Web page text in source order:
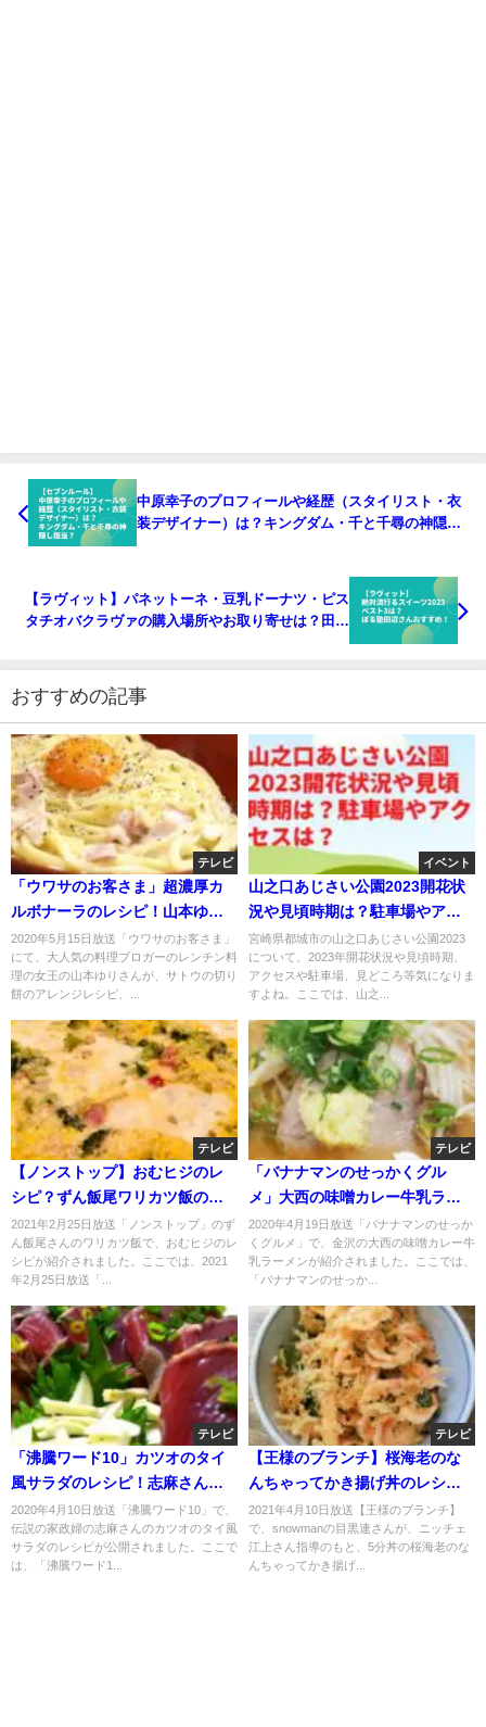
中原幸子のプロフィールや経歴（スタイリスト・衣
装デザイナー）は？キングダム・千と千尋の神隠し
【ラヴィット】パネットーネ・豆乳ドーナツ・ピス
タチオバクラヴァの購入場所やお取り寄せは？田辺
おすすめの記事
テレビ
「ウワサのお客さま」超濃厚カ
ルボナーラのレシピ！山本ゆり
のサトウの切り餅のアレンジ！
2020年5月15日放送「ウワサのお客さま」
にて、大人気の料理ブロガーのレンチン料
理の女王の山本ゆりさんが、サトウの切り
餅のアレンジレシピ、...
イベント
山之口あじさい公園2023開花状
況や見頃時期は？駐車場やアク
セスは？
宮崎県都城市の山之口あじさい公園2023
について、2023年開花状況や見頃時期、
アクセスや駐車場、見どころ等気になりま
すよね。ここでは、山之...
テレビ
【ノンストップ】おむヒジのレ
シピ？ずん飯尾ワリカツ飯のレ
シピ！
2021年2月25日放送「ノンストップ」のず
ん飯尾さんのワリカツ飯で、おむヒジのレ
シピが紹介されました。ここでは、2021
年2月25日放送「...
テレビ
「バナナマンのせっかくグル
メ」大西の味噌カレー牛乳ラー
メン！青森からお取り寄せ！
2020年4月19日放送「バナナマンのせっか
くグルメ」で、金沢の大西の味噌カレー牛
乳ラーメンが紹介されました。ここでは、
「バナナマンのせっか...
テレビ
「沸騰ワード10」カツオのタイ
風サラダのレシピ！志麻さんが
伝授！
2020年4月10日放送「沸騰ワード10」で、
伝説の家政婦の志麻さんのカツオのタイ風
サラダのレシピが公開されました。ここで
は、「沸騰ワード1...
テレビ
【王様のブランチ】桜海老のな
んちゃってかき揚げ丼のレシ
ピ！ニッチェ江上が伝授！4月10
日
2021年4月10日放送【王様のブランチ】
で、snowmanの目黒連さんが、ニッチェ
江上さん指導のもと、5分丼の桜海老のな
んちゃってかき揚げ...